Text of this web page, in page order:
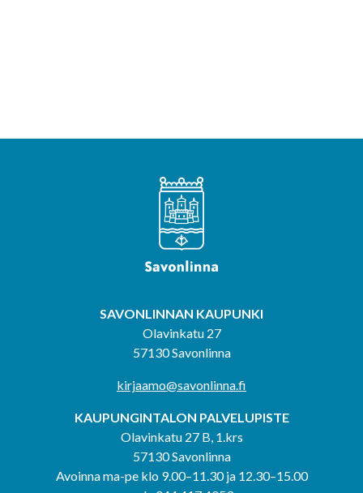
SAVONLINNAN KAUPUNKI
Olavinkatu 27
57130 Savonlinna
kirjaamo@savonlinna.fi
KAUPUNGINTALON PALVELUPISTE
Olavinkatu 27 B, 1.krs
57130 Savonlinna
Avoinna ma-pe klo 9.00–11.30 ja 12.30–15.00